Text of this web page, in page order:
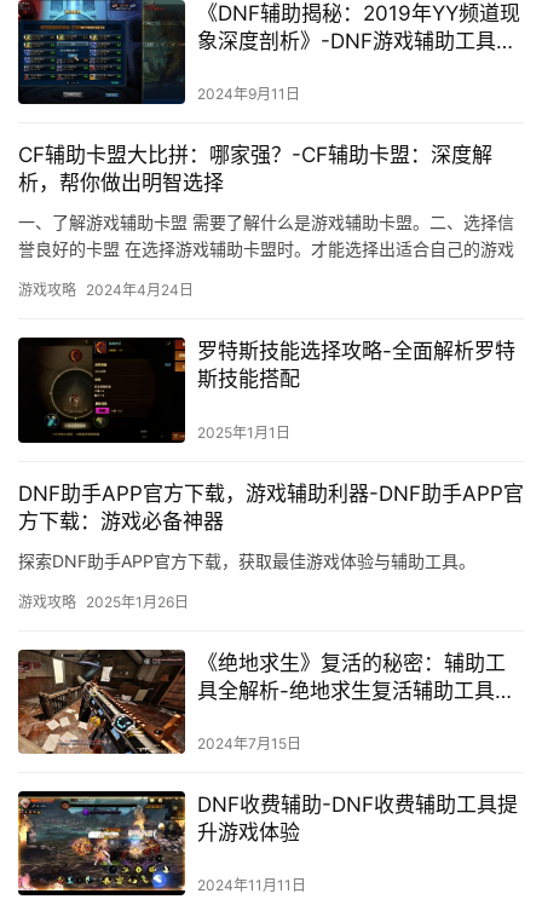
《DNF辅助揭秘：2019年YY频道现
象深度剖析》-DNF游戏辅助工具在
析
2024年9月11日
CF辅助卡盟大比拼：哪家强？-CF辅助卡盟：深度解
析，帮你做出明智选择
一、了解游戏辅助卡盟 需要了解什么是游戏辅助卡盟。二、选择信
誉良好的卡盟 在选择游戏辅助卡盟时。才能选择出适合自己的游戏
游戏攻略 2024年4月24日
罗特斯技能选择攻略-全面解析罗特
斯技能搭配
2025年1月1日
DNF助手APP官方下载，游戏辅助利器-DNF助手APP官
方下载：游戏必备神器
探索DNF助手APP官方下载，获取最佳游戏体验与辅助工具。
游戏攻略 2025年1月26日
《绝地求生》复活的秘密：辅助工
具全解析-绝地求生复活辅助工具使
2024年7月15日
DNF收费辅助-DNF收费辅助工具提
升游戏体验
2024年11月11日